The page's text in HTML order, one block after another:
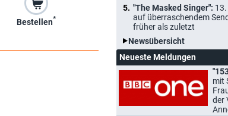
Bestellen*
"The Masked Singer":
auf überraschendem
früher als zuletzt
Newsübersicht
Neueste Meldungen
mit
der